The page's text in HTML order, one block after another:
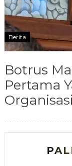
Berita
Botrus
Pertama